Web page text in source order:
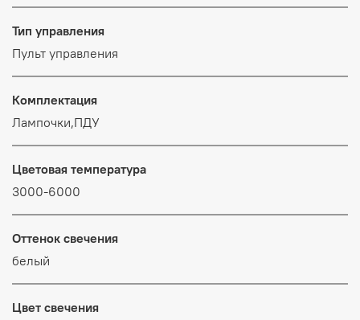
Тип управления
Пульт управления
Комплектация
Лампочки,ПДУ
Цветовая температура
3000-6000
Оттенок свечения
белый
Цвет свечения